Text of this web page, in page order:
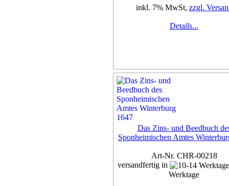
inkl. 7% MwSt, zzgl.
Details...
Das Zins- und Beedbuch
Sponheimischen Amtes
Art-Nr. CHR-00218
versandfertig in
Werktage